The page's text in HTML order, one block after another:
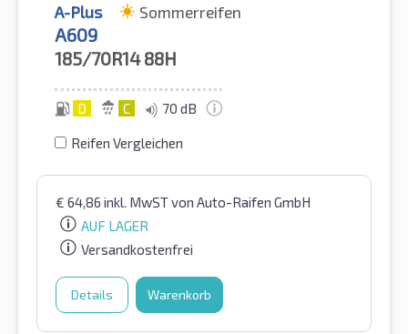
A-Plus Sommerreifen
A609
185/70R14 88H
D C 70 dB
Reifen Vergleichen
€ 64,86 inkl. MwSTvon Auto-Raifen GmbH
AUF LAGER
Versandkostenfrei
Details Warenkorb